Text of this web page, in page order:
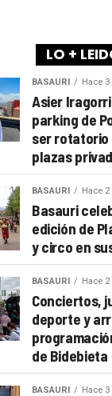
LO +
BASAURI Hace
Asier
parking de
ser rotatorio
plazas
BASAURI Hace
Basauri
edición de
y circo en
BASAURI Hace
Conciertos,
deporte y
de Bidebieta
BASAURI Hace